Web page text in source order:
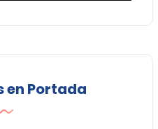
en Portada